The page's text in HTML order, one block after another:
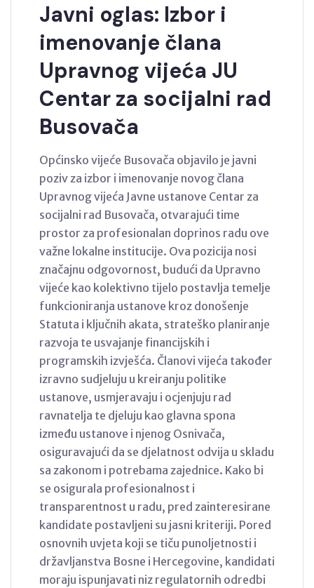
Javni oglas: Izbor i
imenovanje člana
Upravnog vijeća JU
Centar za socijalni rad
Busovača
Općinsko vijeće Busovača objavilo je javni
poziv za izbor i imenovanje novog člana
Upravnog vijeća Javne ustanove Centar za
socijalni rad Busovača, otvarajući time
prostor za profesionalan doprinos radu ove
važne lokalne institucije. Ova pozicija nosi
značajnu odgovornost, budući da Upravno
vijeće kao kolektivno tijelo postavlja temelje
funkcioniranja ustanove kroz donošenje
Statuta i ključnih akata, strateško planiranje
razvoja te usvajanje financijskih i
programskih izvješća. Članovi vijeća također
izravno sudjeluju u kreiranju politike
ustanove, usmjeravaju i ocjenjuju rad
ravnatelja te djeluju kao glavna spona
između ustanove i njenog Osnivača,
osiguravajući da se djelatnost odvija u skladu
sa zakonom i potrebama zajednice. Kako bi
se osigurala profesionalnost i
transparentnost u radu, pred zainteresirane
kandidate postavljeni su jasni kriteriji. Pored
osnovnih uvjeta koji se tiču punoljetnosti i
državljanstva Bosne i Hercegovine, kandidati
moraju ispunjavati niz regulatornih odredbi